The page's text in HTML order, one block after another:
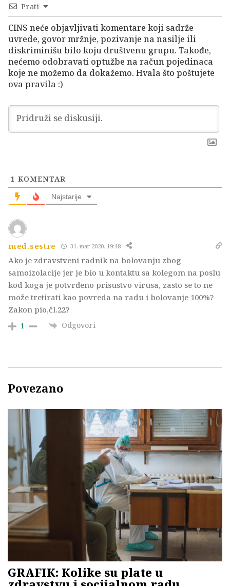
Prati
CINS neće objavljivati komentare koji sadrže
uvrede, govor mržnje, pozivanje na nasilje ili
diskriminišu bilo koju društvenu grupu. Takođe,
nećemo odobravati optužbe na račun pojedinaca
koje ne možemo da dokažemo. Hvala što poštujete
ova pravila :)
1 KOMENTAR
Najstarije
med.sestre 31. mar 2020. 19:48
Ako je zdravstveni radnik na bolovanju zbog
samoizolacije jer je bio u kontaktu sa kolegom na poslu
kod koga je potvrđeno prisustvo virusa, zasto se to ne
može tretirati kao povreda na radu i bolovanje 100%?
Zakon pio,čl.22?
1 Odgovori
Povezano
GRAFIK: Kolike su plate u